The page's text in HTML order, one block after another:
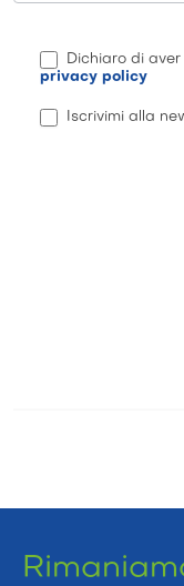
Dichiaro di
privacy policy
Iscrivimi alla